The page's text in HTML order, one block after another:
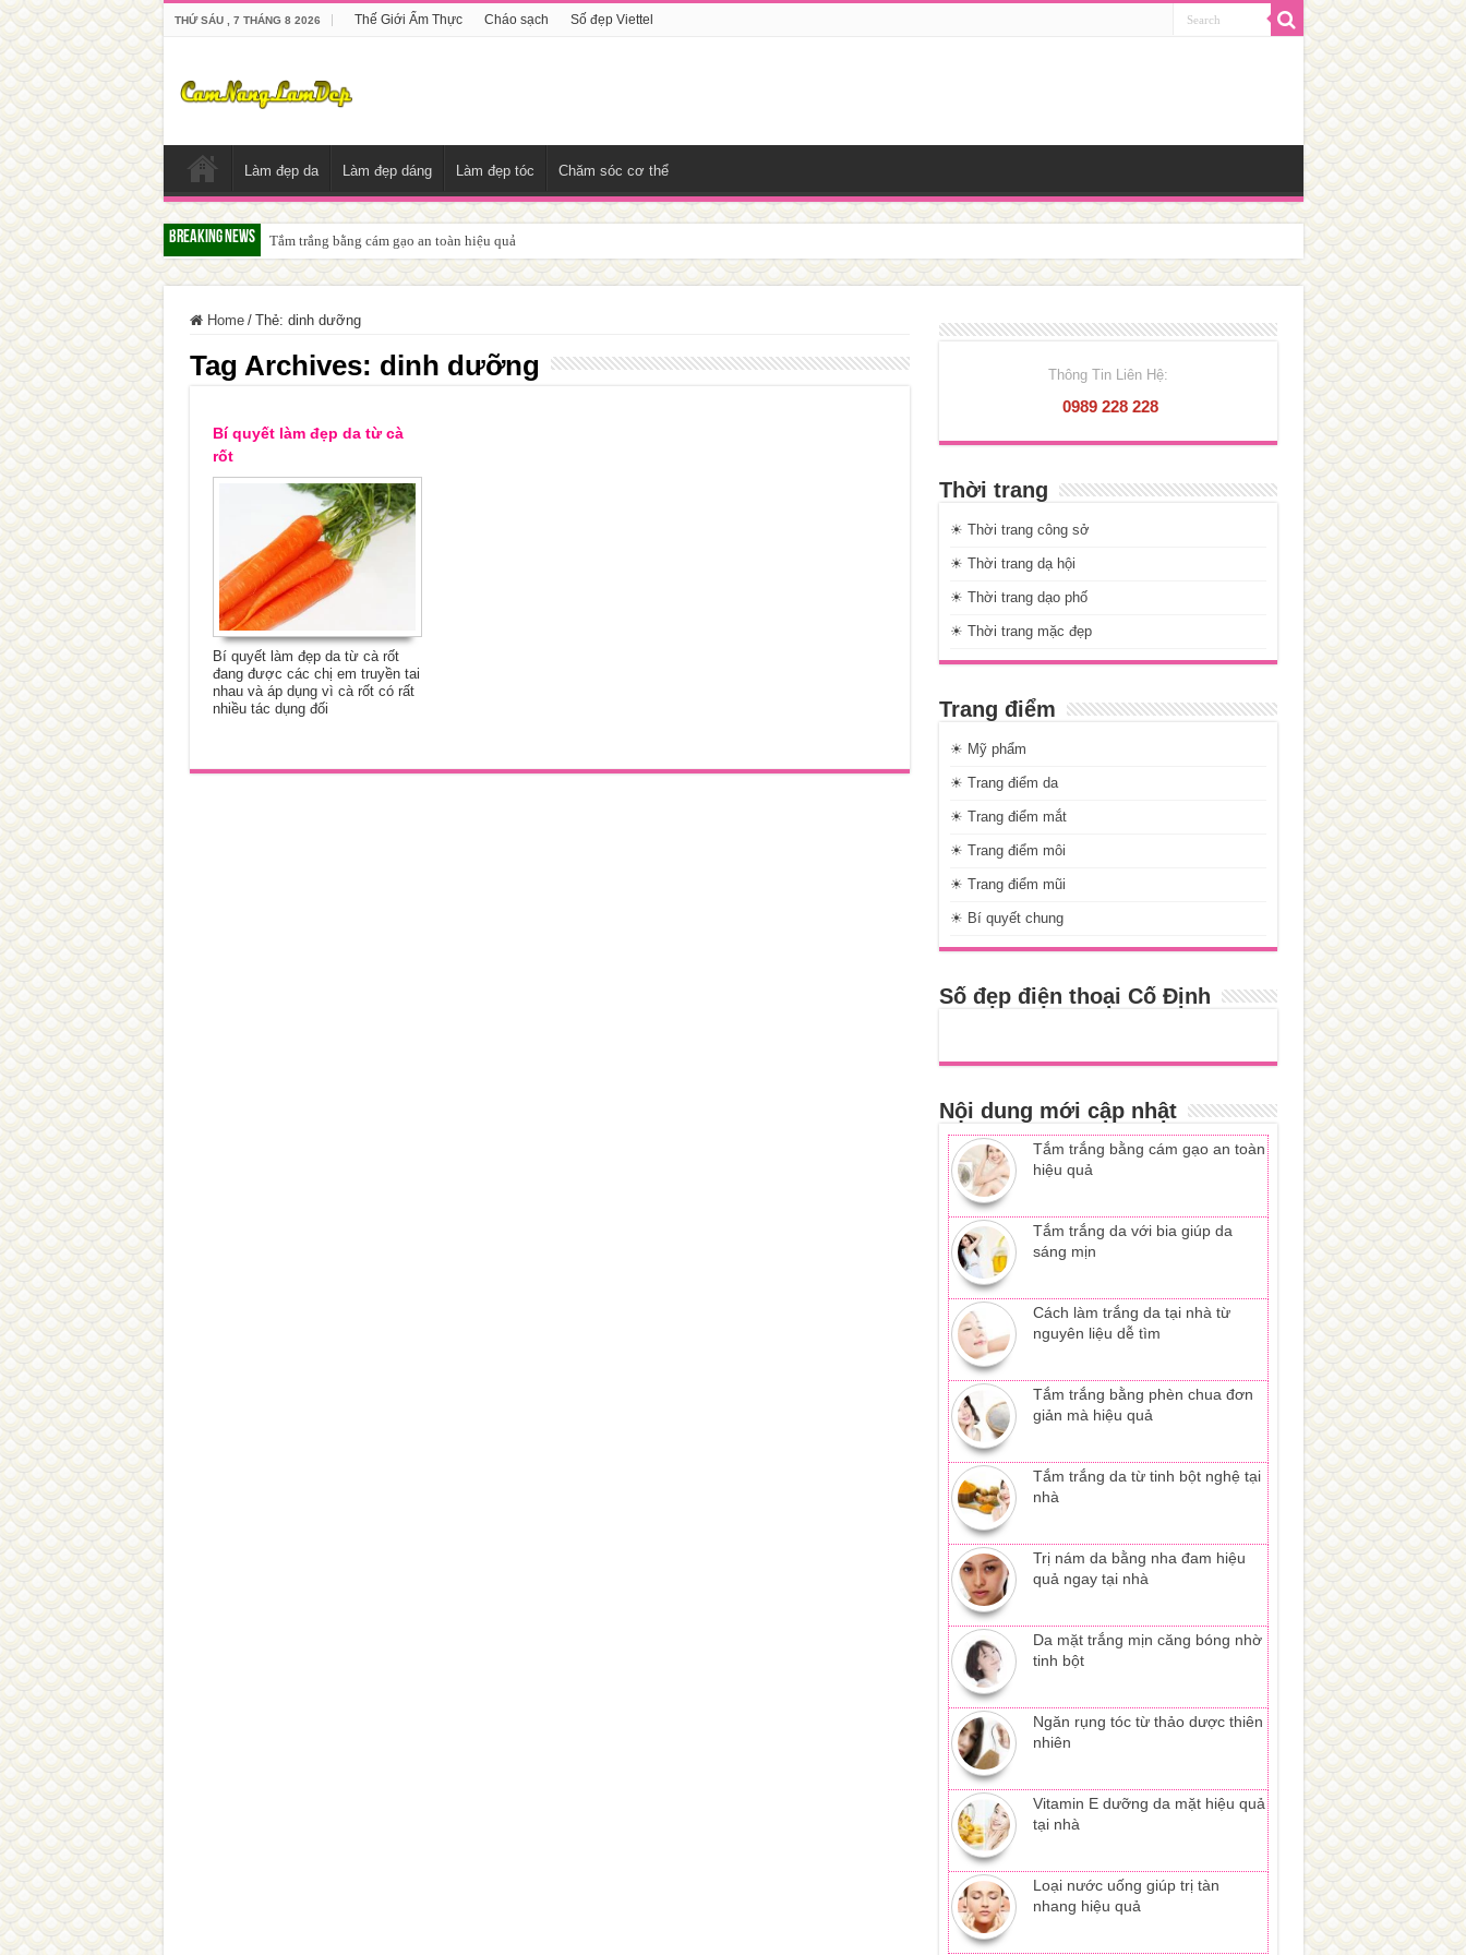
THỨ SÁU , 7 THÁNG 8 2026 Thế Giới Ẩm Thực Cháo sạch Số đẹp Viettel
Làm đẹp da Làm đẹp dáng Làm đẹp tóc Chăm sóc cơ thể
Breaking News Tắm trắng bằng cám gạo an toàn hiệu quả
Home / Thẻ: dinh dưỡng
Tag Archives: dinh dưỡng
Bí quyết làm đẹp da từ cà
rốt
Bí quyết làm đẹp da từ cà rốt
đang được các chị em truyền tai
nhau và áp dụng vì cà rốt có rất
nhiều tác dụng đối
Thông Tin Liên Hệ:
0989 228 228
Thời trang
☀ Thời trang công sở
☀ Thời trang dạ hội
☀ Thời trang dạo phố
☀ Thời trang mặc đẹp
Trang điểm
☀ Mỹ phẩm
☀ Trang điểm da
☀ Trang điểm mắt
☀ Trang điểm môi
☀ Trang điểm mũi
☀ Bí quyết chung
Số đẹp điện thoại Cố Định
Nội dung mới cập nhật
Tắm trắng bằng cám gạo an toàn
hiệu quả
Tắm trắng da với bia giúp da
sáng mịn
Cách làm trắng da tại nhà từ
nguyên liệu dễ tìm
Tắm trắng bằng phèn chua đơn
giản mà hiệu quả
Tắm trắng da từ tinh bột nghệ tại
nhà
Trị nám da bằng nha đam hiệu
quả ngay tại nhà
Da mặt trắng mịn căng bóng nhờ
tinh bột
Ngăn rụng tóc từ thảo dược thiên
nhiên
Vitamin E dưỡng da mặt hiệu quả
tại nhà
Loại nước uống giúp trị tàn
nhang hiệu quả